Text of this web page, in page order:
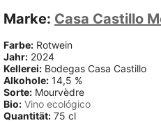
Marke: Casa Castillo
Farbe: Rotwein
Jahr: 2024
Kellerei: Bodegas Casa Castillo
Alkohole: 14,5 %
Sorte: Mourvèdre
Bio: Vino ecológico
Quantität: 75 cl